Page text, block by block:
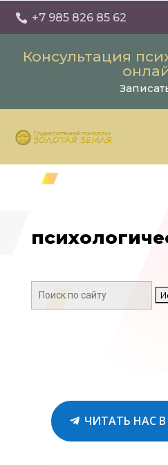
 +7 985 826 85 62
Консультация
Поиск:
ЧИТАТЬ НАС В